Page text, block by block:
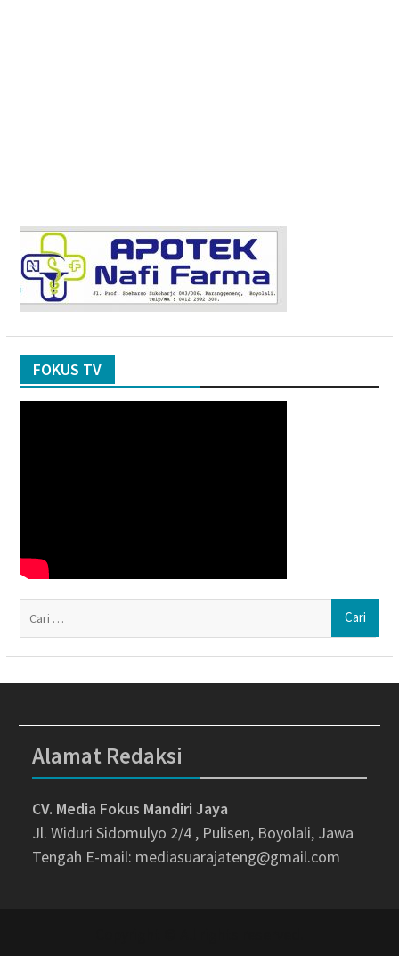
FOKUS TV
Alamat Redaksi
CV. Media Fokus Mandiri Jaya
Jl. Widuri Sidomulyo 2/4 , Pulisen, Boyolali, Jawa
Tengah E-mail: mediasuarajateng@gmail.com